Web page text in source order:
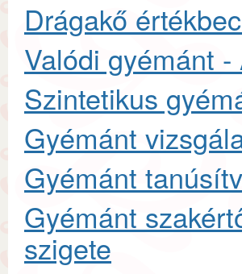
Drágakő
Valódi gyémánt
Szintetikus
Gyémánt
Gyémánt
Gyémánt
szigete